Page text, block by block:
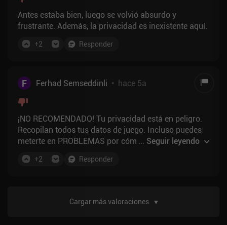
Antes estaba bien, luego se volvió absurdo y
frustrante. Además, la privacidad es inexistente aquí.
+2 Responder
F Ferhad Semseddinli • hace 5a
¡NO RECOMENDADO! Tu privacidad está en peligro.
Recopilan todos tus datos de juego. Incluso puedes
meterte en PROBLEMAS por cómo juegas. ¡Juega
... Seguir leyendo
+2 Responder
Cargar más valoraciones